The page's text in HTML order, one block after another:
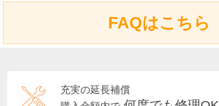
FAQはこちら
充実の延長補償